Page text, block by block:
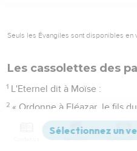
Seuls les Évangiles sont disponibles en
Les cassolettes des
1 L'Eternel dit à Moïse :
2 « Ordonne à Eléazar, le fils
brûle-parfums de l’incendie et
loin, car ils sont saints.
Versions